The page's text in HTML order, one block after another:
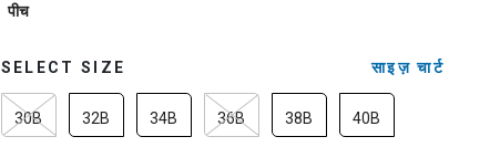
selected
पीच
SELECT SIZE साइज़ चार्ट
30B 32B 34B 36B 38B 40B